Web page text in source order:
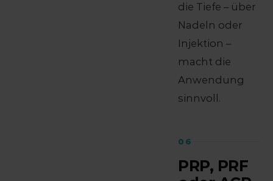
die Tiefe – über
Nadeln oder
Injektion –
macht die
Anwendung
sinnvoll.
06
PRP, PRF